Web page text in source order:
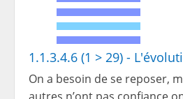
1.1.3.4.6 (1 > 29) -
On a besoin de se reposer,